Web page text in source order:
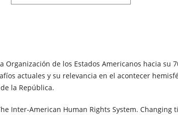
Organización de los Estados Americanos hacia su
actuales y su relevancia en el acontecer
la República.
Inter-American Human Rights System. Changing